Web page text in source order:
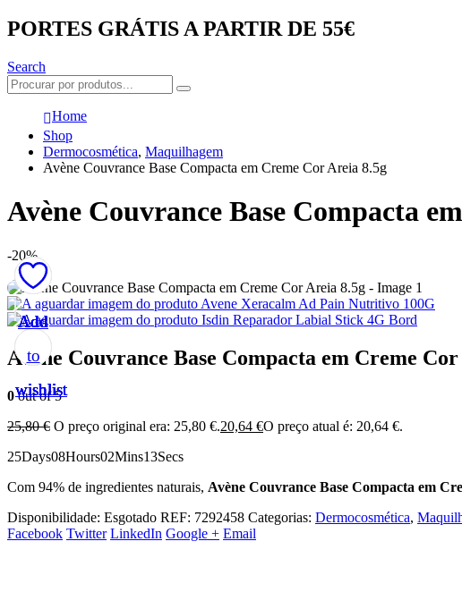
PORTES GRÁTIS A PARTIR DE 55€
Search
Home
Shop
Dermocosmética, Maquilhagem
Avène Couvrance Base Compacta em Creme Cor Areia 8.5g
Avène Couvrance Base Compacta
-20%
Avene Xeracalm Ad Pain Nutritivo 100G
Isdin Reparador Labial Stick 4G Bord
Avène Couvrance Base Compacta em Creme
0out of 5
25,80€ O preço original era: 25,80 €.20,64 €O preço atual é: 20,64 €.
25Days08Hours02Mins13Secs
Com 94% de ingredientes naturais, Avène Couvrance Base Compacta em
Disponibilidade: Esgotado REF: 7292458 Categorias: Dermocosmética,
Facebook Twitter LinkedIn Google + Email
Add
to
wishlist
Add
to
wishlist
Add
to
wishlist
Add
to
wishlist
Add
to
wishlist